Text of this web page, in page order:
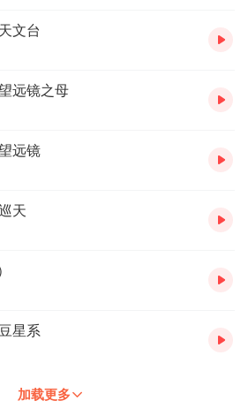
文台
远镜之母
远镜
天
星系
加载更多